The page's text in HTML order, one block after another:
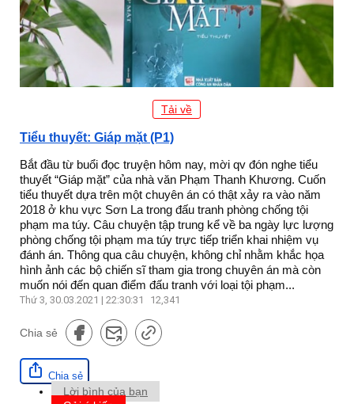
Tải về
Tiểu thuyết: Giáp mặt (P1)
Bắt đầu từ buổi đọc truyện hôm nay, mời qv đón nghe tiểu
thuyết “Giáp mặt” của nhà văn Phạm Thanh Khương. Cuốn
tiểu thuyết dựa trên một chuyên án có thật xảy ra vào năm
2018 ở khu vực Sơn La trong đấu tranh phòng chống tội
phạm ma túy. Câu chuyện tập trung kể về ba ngày lực lượng
phòng chống tội phạm ma túy trực tiếp triển khai nhiệm vụ
đánh án. Thông qua câu chuyện, không chỉ nhằm khắc họa
hình ảnh các bộ chiến sĩ tham gia trong chuyên án mà còn
muốn nói đến quan điểm đấu tranh với loại tội phạm...
Thứ 3, 30.03.2021 | 22:30:31 12,341
Chia sẻ
Chia sẻ
Lời bình của bạn